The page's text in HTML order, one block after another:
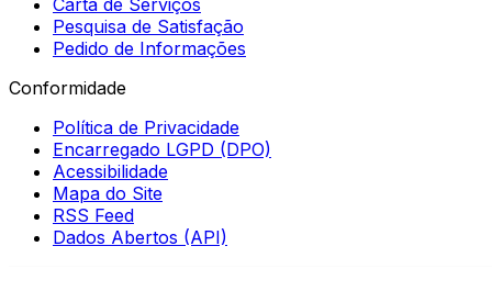
Pesquisa de Satisfação
Pedido de Informações
Conformidade
Política de Privacidade
Encarregado LGPD (DPO)
Acessibilidade
Mapa do Site
RSS Feed
Dados Abertos (API)